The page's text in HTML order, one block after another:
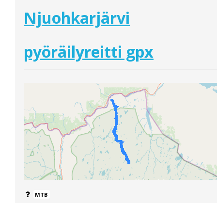
Njuohkarjärvi
pyöräilyreitti gpx
MTB